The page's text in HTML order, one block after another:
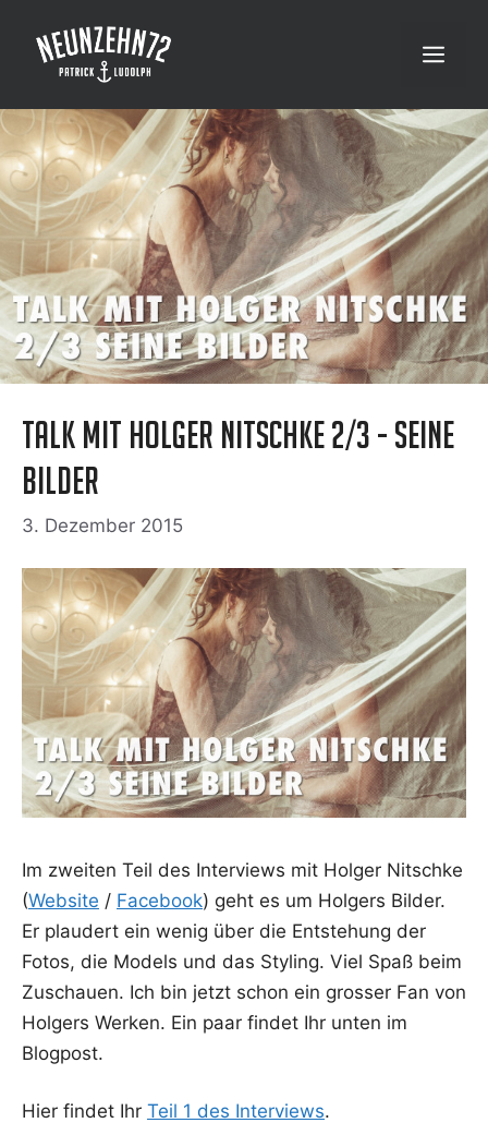
Inhalt
springen
Menü
Talk mit Holger Nitschke 2/3 - Seine
Bilder
3. Dezember 2015
Im zwei­ten Teil des Inter­views mit Hol­ger Nit­sch­ke
(Web­site / Face­book) geht es um Hol­gers Bil­der.
Er plau­dert ein wenig über die Ent­ste­hung der
Fotos, die Models und das Sty­ling. Viel Spaß beim
Zuschau­en. Ich bin jetzt schon ein gros­ser Fan von
Hol­gers Wer­ken. Ein paar fin­det Ihr unten im
Blogpost.
Hier fin­det Ihr Teil 1 des Inter­views.